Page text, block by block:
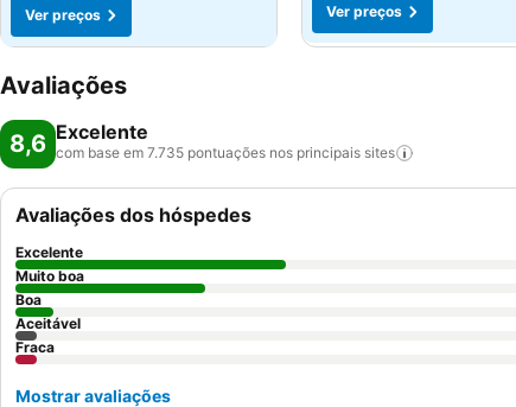
Ver preços
Ver preços
Avaliações
8,6 Excelente
com base em 7.735 pontuações nos principais sites
Avaliações dos hóspedes
Excelente
Muito boa
Boa
Aceitável
Fraca
Mostrar avaliações